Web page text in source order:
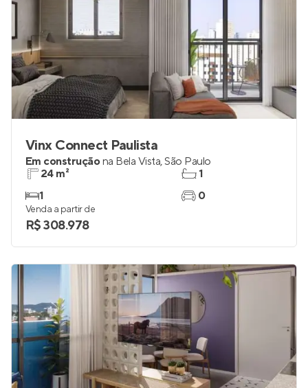
Vinx Connect Paulista
Em construçãona Bela Vista,São Paulo
24 m²
1
1
0
Venda a partir de
R$ 308.978